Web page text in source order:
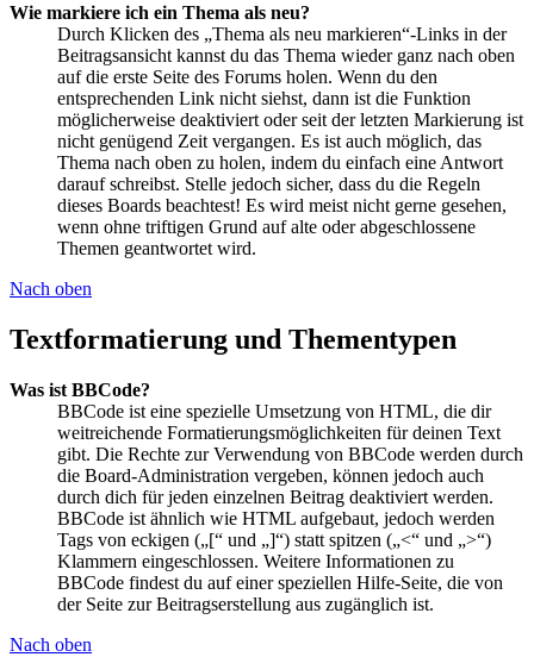
Wie markiere ich ein Thema als neu?
Durch Klicken des „Thema als neu markieren“-Links in der
Beitragsansicht kannst du das Thema wieder ganz nach oben
auf die erste Seite des Forums holen. Wenn du den
entsprechenden Link nicht siehst, dann ist die Funktion
möglicherweise deaktiviert oder seit der letzten Markierung ist
nicht genügend Zeit vergangen. Es ist auch möglich, das
Thema nach oben zu holen, indem du einfach eine Antwort
darauf schreibst. Stelle jedoch sicher, dass du die Regeln
dieses Boards beachtest! Es wird meist nicht gerne gesehen,
wenn ohne triftigen Grund auf alte oder abgeschlossene
Themen geantwortet wird.
Nach oben
Textformatierung und Thementypen
Was ist BBCode?
BBCode ist eine spezielle Umsetzung von HTML, die dir
weitreichende Formatierungsmöglichkeiten für deinen Text
gibt. Die Rechte zur Verwendung von BBCode werden durch
die Board-Administration vergeben, können jedoch auch
durch dich für jeden einzelnen Beitrag deaktiviert werden.
BBCode ist ähnlich wie HTML aufgebaut, jedoch werden
Tags von eckigen („[“ und „]“) statt spitzen („<“ und „>“)
Klammern eingeschlossen. Weitere Informationen zu
BBCode findest du auf einer speziellen Hilfe-Seite, die von
der Seite zur Beitragserstellung aus zugänglich ist.
Nach oben